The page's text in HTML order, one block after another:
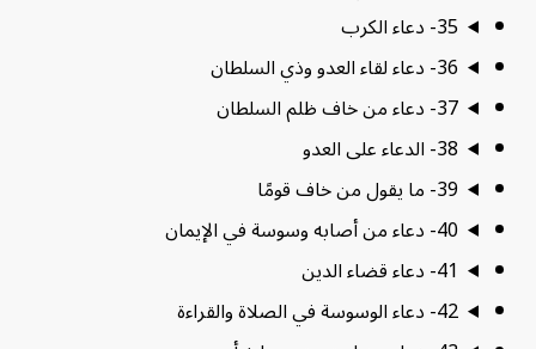
35- دعاء الكرب
36- دعاء لقاء العدو وذي السلطان
37- دعاء من خاف ظلم السلطان
38- الدعاء على العدو
39- ما يقول من خاف قومًا
40- دعاء من أصابه وسوسة في الإيمان
41- دعاء قضاء الدين
42- دعاء الوسوسة في الصلاة والقراءة